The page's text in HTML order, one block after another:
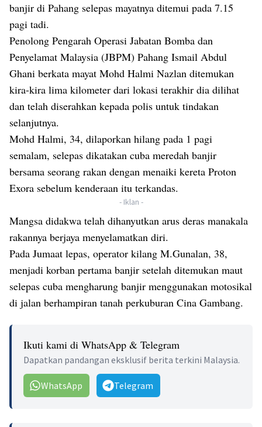
banjir di Pahang selepas mayatnya ditemui pada 7.15
pagi tadi.
Penolong Pengarah Operasi Jabatan Bomba dan
Penyelamat Malaysia (JBPM) Pahang Ismail Abdul
Ghani berkata mayat Mohd Halmi Nazlan ditemukan
kira-kira lima kilometer dari lokasi terakhir dia dilihat
dan telah diserahkan kepada polis untuk tindakan
selanjutnya.
Mohd Halmi, 34, dilaporkan hilang pada 1 pagi
semalam, selepas dikatakan cuba meredah banjir
bersama seorang rakan dengan menaiki kereta Proton
Exora sebelum kenderaan itu terkandas.
- Iklan -
Mangsa didakwa telah dihanyutkan arus deras manakala
rakannya berjaya menyelamatkan diri.
Pada Jumaat lepas, operator kilang M.Gunalan, 38,
menjadi korban pertama banjir setelah ditemukan maut
selepas cuba mengharung banjir menggunakan motosikal
di jalan berhampiran tanah perkuburan Cina Gambang.
Ikuti kami di WhatsApp & Telegram
Dapatkan pandangan eksklusif berita terkini Malaysia.
WhatsApp Telegram